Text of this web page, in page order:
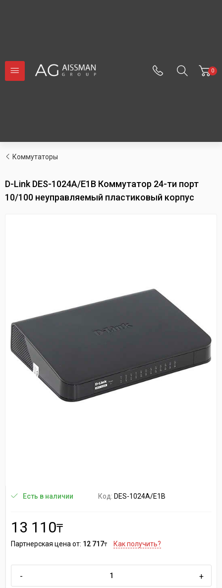
0
Коммутаторы
D-Link DES-1024A/E1B Коммутатор 24-ти порт
10/100 неуправляемый пластиковый корпус
Есть в наличии Код: DES-1024A/E1B
13 110₸
Партнерская цена от: 12 717₸ Как получить?
- +